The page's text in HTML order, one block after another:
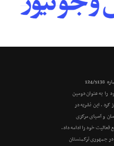
را به عنوان دومین
. این نشریه در
و آسیای مرکزی
فعالیت خود را ادامه داد.
در جمهوری ترکمنستان